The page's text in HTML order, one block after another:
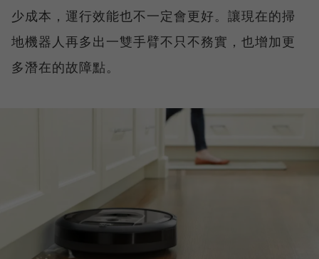
少成本，運行效能也不一定會更好。讓現在的掃
地機器人再多出一雙手臂不只不務實，也增加更
多潛在的故障點。